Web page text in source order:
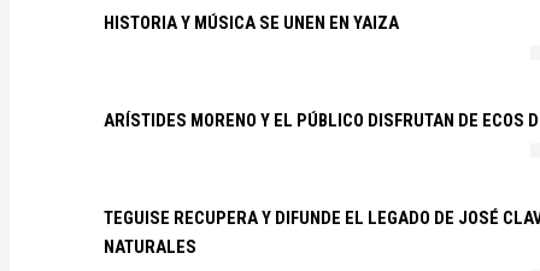
HISTORIA Y MÚSICA SE UNEN EN YAIZA
ARÍSTIDES MORENO Y EL PÚBLICO DISFRUTAN DE ECOS
TEGUISE RECUPERA Y DIFUNDE EL LEGADO DE JOSÉ
NATURALES